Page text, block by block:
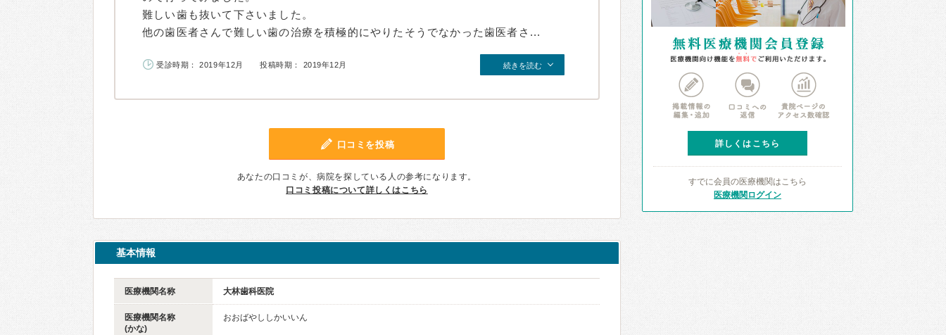
難しい歯も抜いて下さいました。
他の歯医者さんで難しい歯の治療を積極的にやりたそうでなかった歯医者さ...
受診時期： 2019年12月 投稿時期： 2019年12月 続きを読む
口コミを投稿
あなたの口コミが、病院を探している人の参考になります。
口コミ投稿について詳しくはこちら
基本情報
医療機関名称 大林歯科医院
医療機関名称
(かな)
おおばやししかいいん
詳しくはこちら
すでに会員の医療機関はこちら
医療機関ログイン